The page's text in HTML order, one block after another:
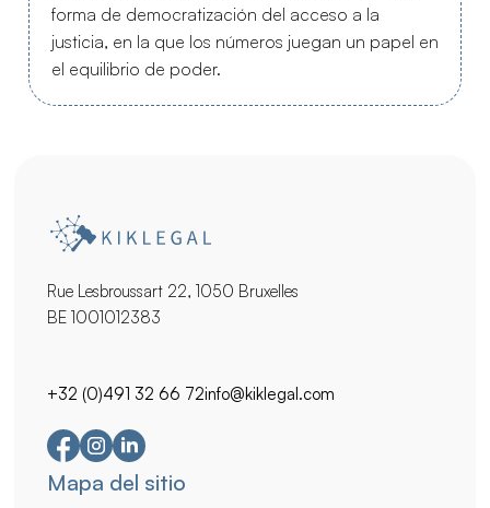
forma de democratización del acceso a la
justicia, en la que los números juegan un papel en
el equilibrio de poder.
Rue Lesbroussart 22, 1050 Bruxelles
BE 1001012383
+32 (0)491 32 66 72info@kiklegal.com
Navegación
Mapa del sitio